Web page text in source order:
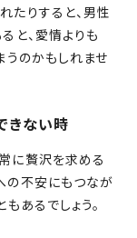
たりすると、男性
と、愛情よりも
うのかもしれませ
きない時
に贅沢を求める
の不安にもつなが
あるでしょう。